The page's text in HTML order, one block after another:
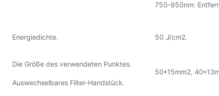
750-950nm:
Energiedichte. 50 J/cm2.
Die Größe des verwendeten Punktes.
50*15mm2,
Auswechselbares Filter-Handstück.